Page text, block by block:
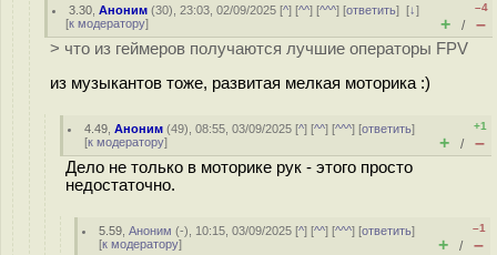
3.30 ,Аноним (30), 23:03, 02/09/2025 [^] [^^] [^^^] [ответить][↓]
[к модератору]
–4
+ / –
> что из геймеров получаются лучшие операторы FPV
из музыкантов тоже, развитая мелкая моторика :)
4.49 ,Аноним (49), 08:55, 03/09/2025 [^] [^^] [^^^] [ответить]
[к модератору]
+1
+ / –
Дело не только в моторике рук - этого просто
недостаточно.
5.59 ,Аноним (-), 10:15, 03/09/2025 [^] [^^] [^^^] [ответить]
[к модератору]
–1
+ / –